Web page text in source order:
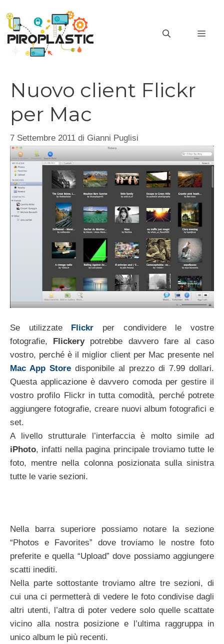
contenuto
Nuovo client Flickr
per Mac
7 Settembre 2011 di Gianni Puglisi
Se utilizzate Flickr per condividere le vostre
fotografie, Flickerypotrebbe davvero fare al caso
vostro, perché è il miglior client per Mac presente nel
Mac App Store disponibile al prezzo di 7.99 dollari.
Questa applicazione è davvero comoda per gestire il
vostro profilo Flickr in tutta comodità, perché potrete
aggiungere fotografie, creare nuovi album fotografici e
set.
A livello strutturale l’interfaccia è molto simile ad
iPhoto, infatti nella pagina principale troviamo tutte le
foto, mentre nella colonna posizionata sulla sinistra
tutte le varie sezioni.
Nella barra superiore possiamo notare la sezione
“Photos e Favorites” dove troviamo le nostre foto
preferite e quella “Upload” dove possiamo aggiungere
scatti inediti.
Nella parte sottostante troviamo altre tre sezioni, di
cui una ci permetterà di vedere le foto condivise dagli
altri utenti, l’altra di poter vedere solo quelle scattate
vicino alla nostra posizione e l’ultima raggruppa in
unico album le più recenti.